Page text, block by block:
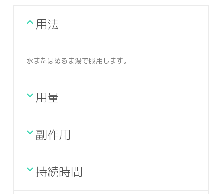
用法
水またはぬるま湯で服用します。
用量
副作用
持続時間